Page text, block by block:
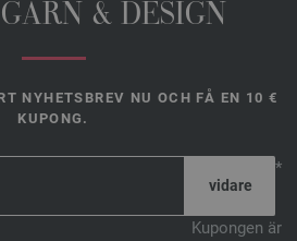
& DESIGN
NYHETSBREV NU OCH FÅ EN 10 €
KUPONG.
*
Kupongen är